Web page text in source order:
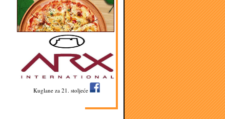
Kuglane za 21. stoljeće